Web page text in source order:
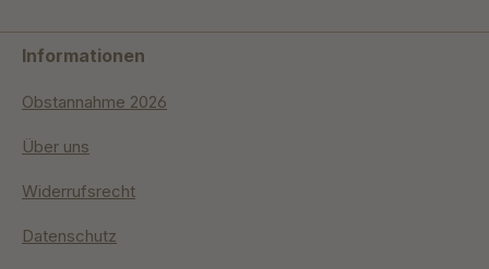
Informationen
Obstannahme 2026
Über uns
Widerrufsrecht
Datenschutz